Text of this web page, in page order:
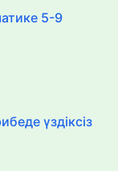
5-9
үздіксіз